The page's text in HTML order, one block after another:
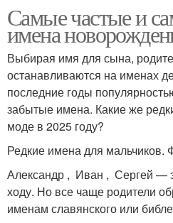
Самые частые и
имена
Выбирая имя для сына,
останавливаются на именах
последние годы
забытые имена. Какие же
моде в 2025 году?
Редкие имена для мальчиков.
Александр , Иван , Сергей —
ходу. Но все чаще родители
именам славянского или